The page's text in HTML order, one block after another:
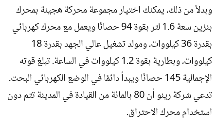
وبدلاً من ذلك، يمكنك اختيار مجموعة محركة هجينة بمحرك
بنزين سعة 1.6 لتر بقوة 94 حصانًا ويعمل مع محرك كهربائي
بقدرة 36 كيلووات، ومولد تشغيل عالي الجهد بقدرة 18
كيلووات، وبطارية بقوة 1.2 كيلووات في الساعة. تبلغ قوته
الإجمالية 145 حصانًا ويبدأ دائمًا في الوضع الكهربائي البحت.
تدعي شركة رينو أن 80 بالمائة من القيادة في المدينة تتم دون
استخدام محرك الاحتراق.